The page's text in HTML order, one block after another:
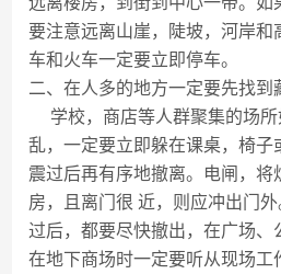
要注意远离山崖，陡坡，河岸和
车和火车一定要立即停车。
二、在人多的地方一定要先找到
学校，商店等人群聚集的场所
乱，一定要立即躲在课桌，椅子
震过后再有序地撤离。电闸，将
房，且离门很 近，则应冲出门
过后，都要尽快撤出，在广场、
在地下商场时一定要听从现场工